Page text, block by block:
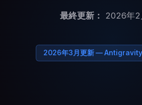
最終更新： 2026年2
2026年3月更新 — Antigravity